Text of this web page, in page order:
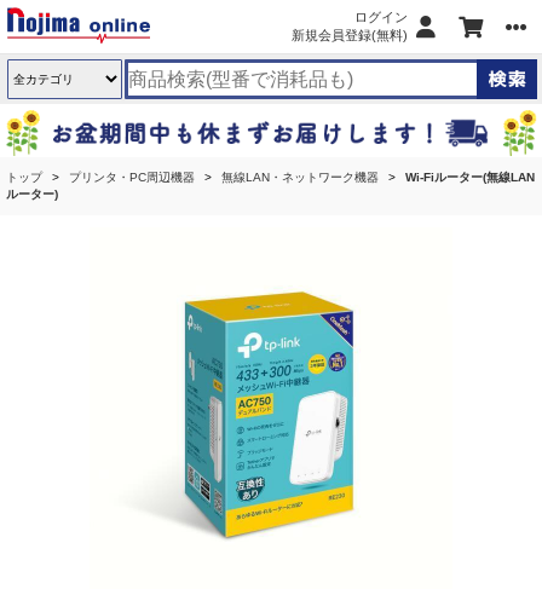
ログイン
新規会員登録(無料)
トップ プリンタ・PC周辺機器 無線LAN・ネットワーク機器
Wi-Fiルーター(無線LAN
ルーター)